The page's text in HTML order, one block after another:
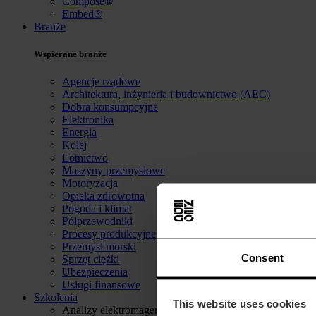
Consent
This website uses cookies
Embed®
Branże
Wspierane branże
Agencje rządowe
Architektura, inżynieria i budownictwo (AEC)
Dobra konsumpcyjne
Elektronika
Energia
Kolej
Lotnictwo
Maszyny przemysłowe
Motoryzacja
Opieka zdrowotna
Pogoda i klimat
Półprzewodniki
Procesy produkcyjne
Przemysł morski
Sprzęt ciężki
Ubezpieczenia
Usługi finansowe
Szkolenia
Analizy elektromagentyczne